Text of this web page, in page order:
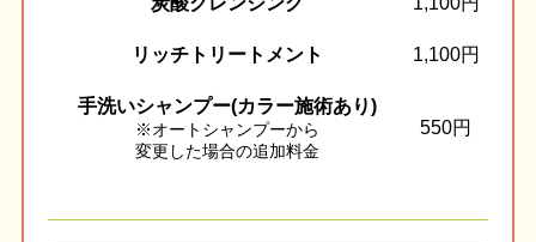
リッチトリートメント 1,100円
手洗いシャンプー(カラー施術あり)
※オートシャンプーから
変更した場合の追加料金
550円